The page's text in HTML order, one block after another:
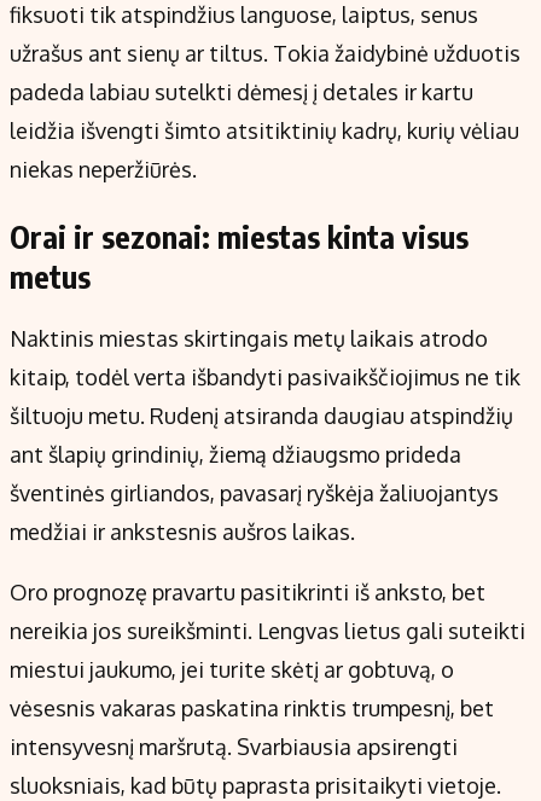
fiksuoti tik atspindžius languose, laiptus, senus
užrašus ant sienų ar tiltus. Tokia žaidybinė užduotis
padeda labiau sutelkti dėmesį į detales ir kartu
leidžia išvengti šimto atsitiktinių kadrų, kurių vėliau
niekas neperžiūrės.
Orai ir sezonai: miestas kinta visus
metus
Naktinis miestas skirtingais metų laikais atrodo
kitaip, todėl verta išbandyti pasivaikščiojimus ne tik
šiltuoju metu. Rudenį atsiranda daugiau atspindžių
ant šlapių grindinių, žiemą džiaugsmo prideda
šventinės girliandos, pavasarį ryškėja žaliuojantys
medžiai ir ankstesnis aušros laikas.
Oro prognozę pravartu pasitikrinti iš anksto, bet
nereikia jos sureikšminti. Lengvas lietus gali suteikti
miestui jaukumo, jei turite skėtį ar gobtuvą, o
vėsesnis vakaras paskatina rinktis trumpesnį, bet
intensyvesnį maršrutą. Svarbiausia apsirengti
sluoksniais, kad būtų paprasta prisitaikyti vietoje.